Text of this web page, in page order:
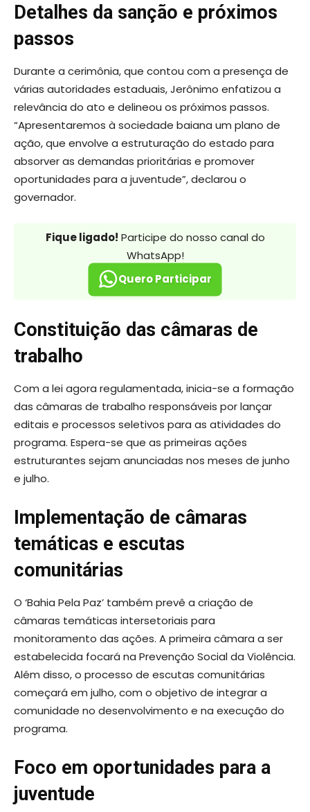
Detalhes da sanção e próximos
passos
Durante a cerimônia, que contou com a presença de
várias autoridades estaduais, Jerônimo enfatizou a
relevância do ato e delineou os próximos passos.
“Apresentaremos à sociedade baiana um plano de
ação, que envolve a estruturação do estado para
absorver as demandas prioritárias e promover
oportunidades para a juventude”, declarou o
governador.
Fique ligado! Participe do nosso canal do
WhatsApp!
Quero Participar
Constituição das câmaras de
trabalho
Com a lei agora regulamentada, inicia-se a formação
das câmaras de trabalho responsáveis por lançar
editais e processos seletivos para as atividades do
programa. Espera-se que as primeiras ações
estruturantes sejam anunciadas nos meses de junho
e julho.
Implementação de câmaras
temáticas e escutas
comunitárias
O ‘Bahia Pela Paz’ também prevê a criação de
câmaras temáticas intersetoriais para
monitoramento das ações. A primeira câmara a ser
estabelecida focará na Prevenção Social da Violência.
Além disso, o processo de escutas comunitárias
começará em julho, com o objetivo de integrar a
comunidade no desenvolvimento e na execução do
programa.
Foco em oportunidades para a
juventude